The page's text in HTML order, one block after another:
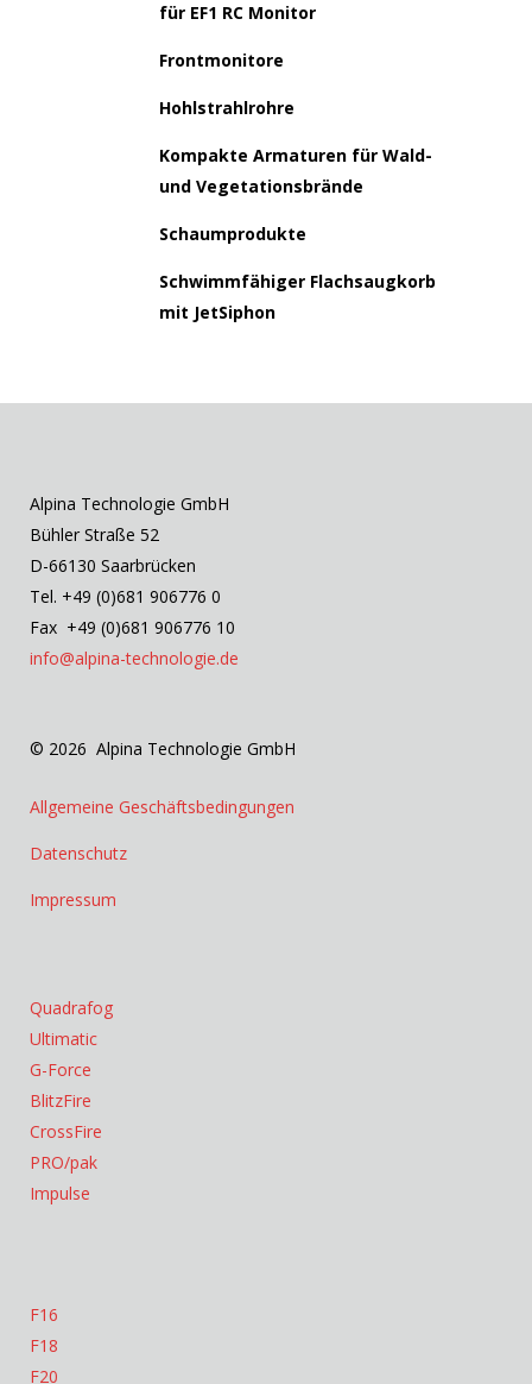
für EF1 RC Monitor
Frontmonitore
Hohlstrahlrohre
Kompakte Armaturen für Wald-
und Vegetationsbrände
Schaumprodukte
Schwimmfähiger Flachsaugkorb
mit JetSiphon
Alpina Technologie GmbH
Bühler Straße 52
D-66130 Saarbrücken
Tel. +49 (0)681 906776 0
Fax +49 (0)681 906776 10
info@alpina-technologie.de
© 2026 Alpina Technologie GmbH
Allgemeine Geschäftsbedingungen
Datenschutz
Impressum
Quadrafog
Ultimatic
G-Force
BlitzFire
CrossFire
PRO/pak
Impulse
F16
F18
F20